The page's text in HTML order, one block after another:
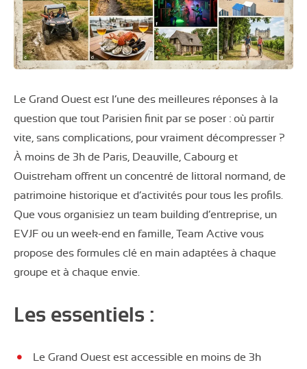
Le Grand Ouest est l’une des meilleures réponses à la
question que tout Parisien finit par se poser : où partir
vite, sans complications, pour vraiment décompresser ?
À moins de 3h de Paris, Deauville, Cabourg et
Ouistreham offrent un concentré de littoral normand, de
patrimoine historique et d’activités pour tous les profils.
Que vous organisiez un team building d’entreprise, un
EVJF ou un week-end en famille, Team Active vous
propose des formules clé en main adaptées à chaque
groupe et à chaque envie.
Les essentiels :
Le Grand Ouest est accessible en moins de 3h